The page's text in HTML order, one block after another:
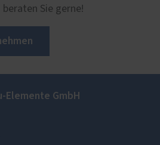
Sie gerne!
Elemente GmbH